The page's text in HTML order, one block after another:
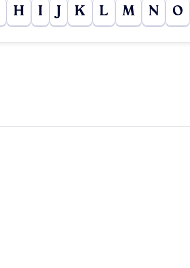
H I K L M N O